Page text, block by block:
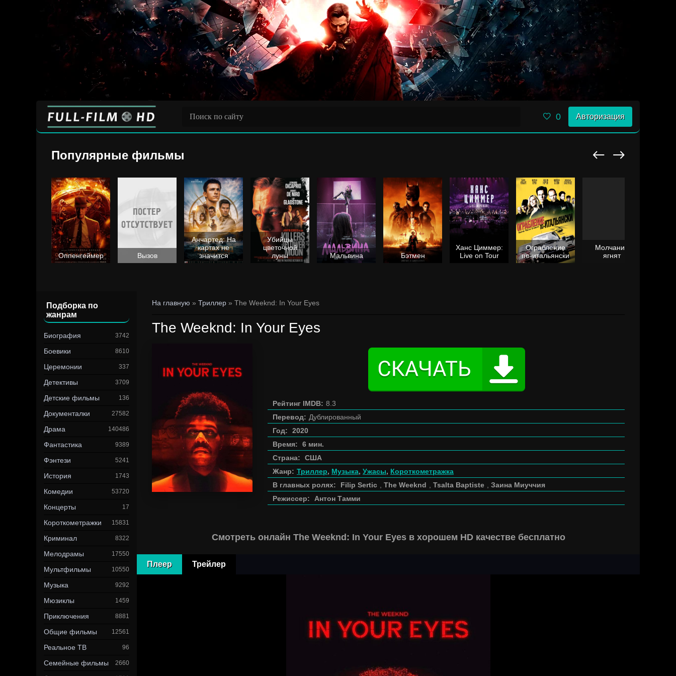
0 Авторизация
Популярные фильмы
Оппенгеймер Вызов
Анчартед: На
картах не
значится
Убийцы
цветочной
луны
Мальвина Бэтмен
Ханс Циммер:
Live on Tour
Ограбление
по-итальянски
Молчание
ягнят
Подборка по
жанрам
Биография 3742
Боевики 8610
Церемонии 337
Детективы 3709
Детские фильмы 136
Документалки 27582
Драма 140486
Фантастика 9389
Фэнтези 5241
История 1743
Комедии 53720
Концерты 17
Короткометражки 15831
Криминал 8322
Мелодрамы 17550
Мультфильмы 10550
Музыка 9292
Мюзиклы 1459
Приключения 8881
Общие фильмы 12561
Реальное ТВ 96
Семейные фильмы 2660
На главную » Триллер » The Weeknd: In Your Eyes
The Weeknd: In Your Eyes
Рейтинг IMDB: 8.3
Перевод: Дублированный
Год:
2020
Время:
6 мин.
Страна:
США
Жанр: Триллер, Музыка, Ужасы, Короткометражка
В главных ролях:
Filip Sertic The Weeknd Tsalta Baptiste
Заина Миуччия
Режиссер:
Антон Тамми
Смотреть онлайн The Weeknd: In Your Eyes в хорошем HD качестве бесплатно
Плеер Трейлер